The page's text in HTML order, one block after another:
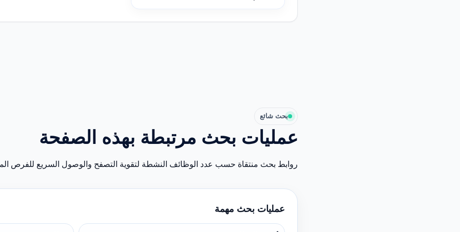
بحث شائع
عمليات بحث مرتبطة بهذه الصفحة
روابط بحث منتقاة حسب عدد الوظائف النشطة لتقوية التصفح والوصول السريع للفرص
عمليات بحث مهمة